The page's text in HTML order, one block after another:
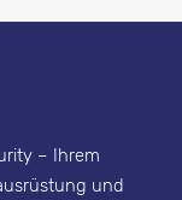
– Ihrem
und